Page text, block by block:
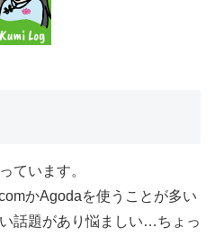
ています。
かAgodaを使うことが多い
話題があり悩ましい…ちょっ